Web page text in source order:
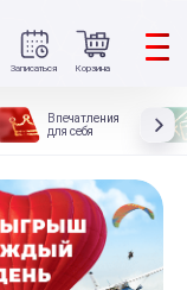
Записаться Корзина
Впечатления
для себя